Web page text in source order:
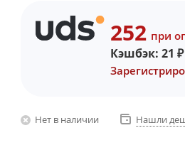
252 при
Кэшбэк: 21 ₽
Нет в наличии Нашли